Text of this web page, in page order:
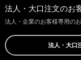
法人・大口注文のお
法人・企業のお客様専用の
法人・大口